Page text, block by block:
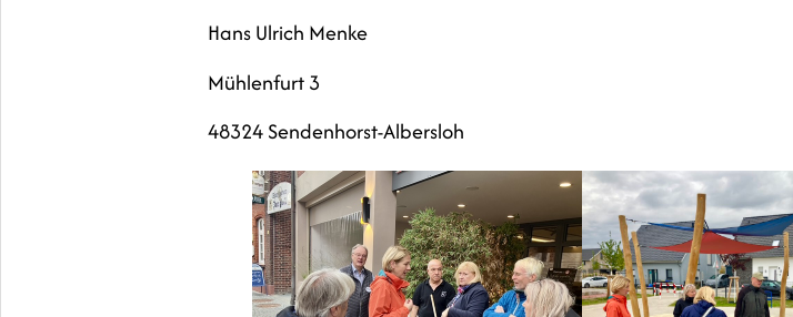
Hans Ulrich Menke
Mühlenfurt 3
48324 Sendenhorst-Albersloh